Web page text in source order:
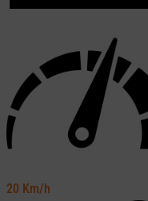
20 Km/h